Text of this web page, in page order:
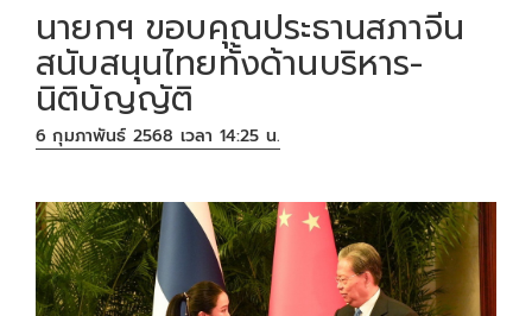
นายกฯ ขอบคุณประธานสภาจีน
สนับสนุนไทยทั้งด้านบริหาร-
นิติบัญญัติ
6 กุมภาพันธ์ 2568 เวลา 14:25 น.